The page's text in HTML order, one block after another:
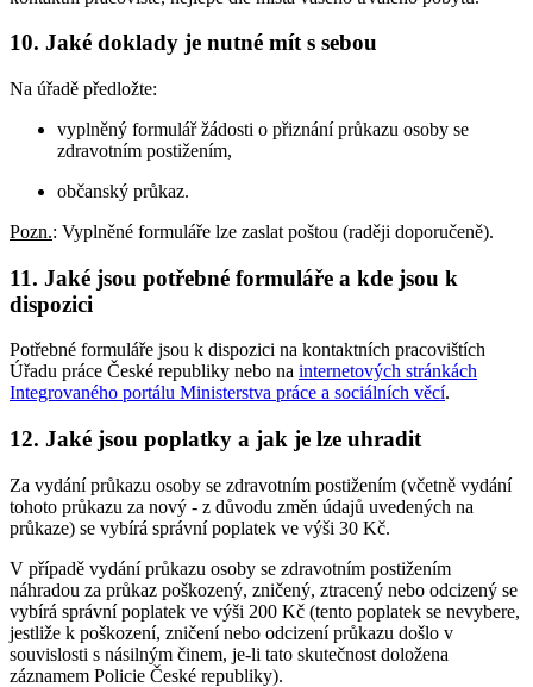
10. Jaké doklady je nutné mít s sebou
Na úřadě předložte:
vyplněný formulář žádosti o přiznání průkazu osoby se
zdravotním postižením,
občanský průkaz.
Pozn.: Vyplněné formuláře lze zaslat poštou (raději doporučeně).
11. Jaké jsou potřebné formuláře a kde jsou k
dispozici
Potřebné formuláře jsou k dispozici na kontaktních pracovištích
Úřadu práce České republiky nebo na internetových stránkách
Integrovaného portálu Ministerstva práce a sociálních věcí.
12. Jaké jsou poplatky a jak je lze uhradit
Za vydání průkazu osoby se zdravotním postižením (včetně vydání
tohoto průkazu za nový - z důvodu změn údajů uvedených na
průkaze) se vybírá správní poplatek ve výši 30 Kč.
V případě vydání průkazu osoby se zdravotním postižením
náhradou za průkaz poškozený, zničený, ztracený nebo odcizený se
vybírá správní poplatek ve výši 200 Kč (tento poplatek se nevybere,
jestliže k poškození, zničení nebo odcizení průkazu došlo v
souvislosti s násilným činem, je-li tato skutečnost doložena
záznamem Policie České republiky).